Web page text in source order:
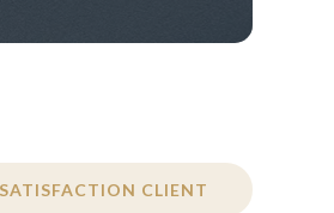
CLIENT